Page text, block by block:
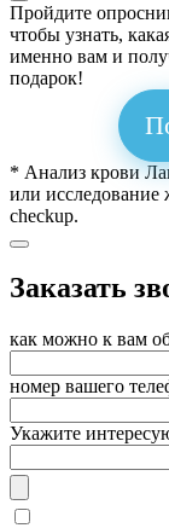
Пройдите
чтобы узнать,
именно вам и
подарок!
* Анализ крови
или
checkup.
Заказать
как можно к вам
номер вашего
Укажите